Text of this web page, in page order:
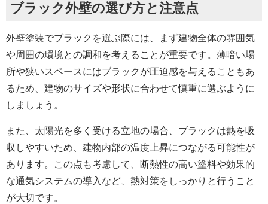
ブラック外壁の選び方と注意点
外壁塗装でブラックを選ぶ際には、まず建物全体の雰囲気
や周囲の環境との調和を考えることが重要です。薄暗い場
所や狭いスペースにはブラックが圧迫感を与えることもあ
るため、建物のサイズや形状に合わせて慎重に選ぶように
しましょう。
また、太陽光を多く受ける立地の場合、ブラックは熱を吸
収しやすいため、建物内部の温度上昇につながる可能性が
あります。この点も考慮して、断熱性の高い塗料や効果的
な通気システムの導入など、熱対策をしっかりと行うこと
が大切です。